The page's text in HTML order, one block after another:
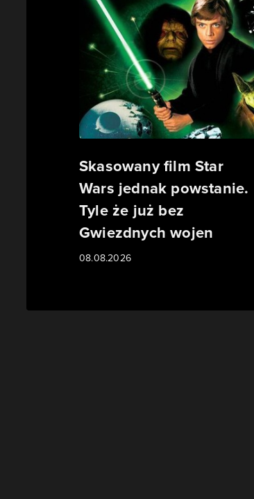
Skasowany film Star
Wars jednak powstanie.
Tyle że już bez
Gwiezdnych wojen
08.08.2026